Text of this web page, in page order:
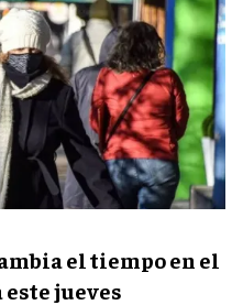
el tiempo en el
jueves